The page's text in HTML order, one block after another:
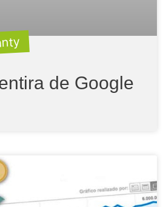
de Google